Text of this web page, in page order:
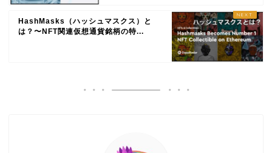
HashMasks（ハッシュマスクス）と
は？〜NFT関連仮想通貨銘柄の特...